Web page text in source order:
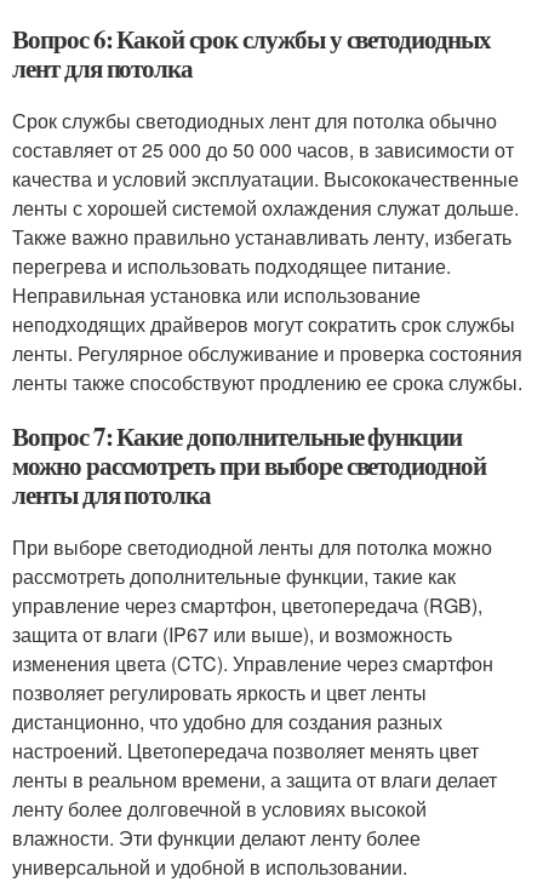
Вопрос 6: Какой срок службы у светодиодных
лент для потолка
Срок службы светодиодных лент для потолка обычно
составляет от 25 000 до 50 000 часов, в зависимости от
качества и условий эксплуатации. Высококачественные
ленты с хорошей системой охлаждения служат дольше.
Также важно правильно устанавливать ленту, избегать
перегрева и использовать подходящее питание.
Неправильная установка или использование
неподходящих драйверов могут сократить срок службы
ленты. Регулярное обслуживание и проверка состояния
ленты также способствуют продлению ее срока службы.
Вопрос 7: Какие дополнительные функции
можно рассмотреть при выборе светодиодной
ленты для потолка
При выборе светодиодной ленты для потолка можно
рассмотреть дополнительные функции, такие как
управление через смартфон, цветопередача (RGB),
защита от влаги (IP67 или выше), и возможность
изменения цвета (CTC). Управление через смартфон
позволяет регулировать яркость и цвет ленты
дистанционно, что удобно для создания разных
настроений. Цветопередача позволяет менять цвет
ленты в реальном времени, а защита от влаги делает
ленту более долговечной в условиях высокой
влажности. Эти функции делают ленту более
универсальной и удобной в использовании.